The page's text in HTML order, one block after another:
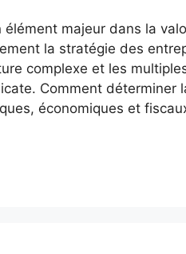
majeur dans la
la stratégie des
complexe et les
Comment déterminer
économiques et